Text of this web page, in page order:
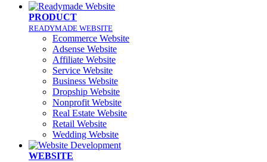
PRODUCT
READYMADE WEBSITE
Ecommerce Website
Adsense Website
Affiliate Website
Service Website
Business Website
Dropship Website
Nonprofit Website
Real Estate Website
Retail Website
Wedding Website
WEBSITE